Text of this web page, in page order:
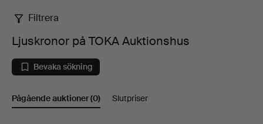
Ljuskronor
på
TOKA
Auktionshus
Filtrera
Ljuskronor på TOKA Auktionshus
Bevaka sökning
Pågående auktioner(0) Slutpriser